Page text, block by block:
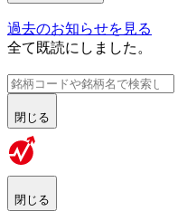
過去のお知らせを見る
全て既読にしました。
閉じる
閉じる